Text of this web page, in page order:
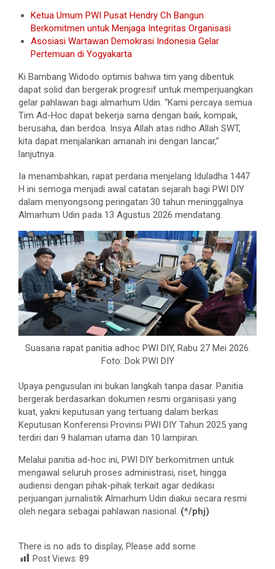
Ketua Umum PWI Pusat Hendry Ch Bangun
Berkomitmen untuk Menjaga Integritas Organisasi
Asosiasi Wartawan Demokrasi Indonesia Gelar
Pertemuan di Yogyakarta
Ki Bambang Widodo optimis bahwa tim yang dibentuk
dapat solid dan bergerak progresif untuk memperjuangkan
gelar pahlawan bagi almarhum Udin. “Kami percaya semua
Tim Ad-Hoc dapat bekerja sama dengan baik, kompak,
berusaha, dan berdoa. Insya Allah atas ridho Allah SWT,
kita dapat menjalankan amanah ini dengan lancar,”
lanjutnya.
Ia menambahkan, rapat perdana menjelang Iduladha 1447
H ini semoga menjadi awal catatan sejarah bagi PWI DIY
dalam menyongsong peringatan 30 tahun meninggalnya
Almarhum Udin pada 13 Agustus 2026 mendatang.
Suasana rapat panitia adhoc PWI DIY, Rabu 27 Mei 2026.
Foto: Dok PWI DIY
Upaya pengusulan ini bukan langkah tanpa dasar. Panitia
bergerak berdasarkan dokumen resmi organisasi yang
kuat, yakni keputusan yang tertuang dalam berkas
Keputusan Konferensi Provinsi PWI DIY Tahun 2025 yang
terdiri dari 9 halaman utama dan 10 lampiran.
Melalui panitia ad-hoc ini, PWI DIY berkomitmen untuk
mengawal seluruh proses administrasi, riset, hingga
audiensi dengan pihak-pihak terkait agar dedikasi
perjuangan jurnalistik Almarhum Udin diakui secara resmi
oleh negara sebagai pahlawan nasional. (*/phj)
There is no ads to display, Please add some
Post Views: 89